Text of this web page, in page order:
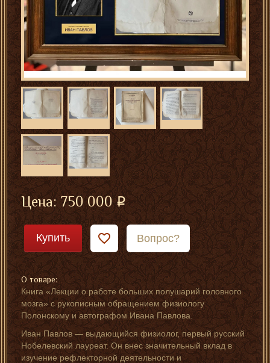
Цена:750 000
Купить Вопрос?
О товаре:
Книга «Лекции о работе больших полушарий головного
мозга» с рукописным обращением физиологу
Полонскому и автографом Ивана Павлова.
Иван Павлов — выдающийся физиолог, первый русский
Нобелевский лауреат. Он внес значительный вклад в
изучение рефлекторной деятельности и